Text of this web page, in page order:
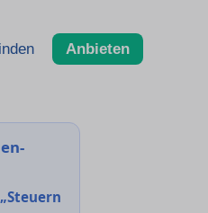
Anbieten
„Steuern